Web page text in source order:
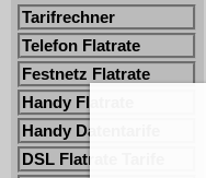
Tarifrechner
Telefon Flatrate
Festnetz Flatrate
Handy Flatrate
Handy Datentarife
DSL Flatrate Tarife